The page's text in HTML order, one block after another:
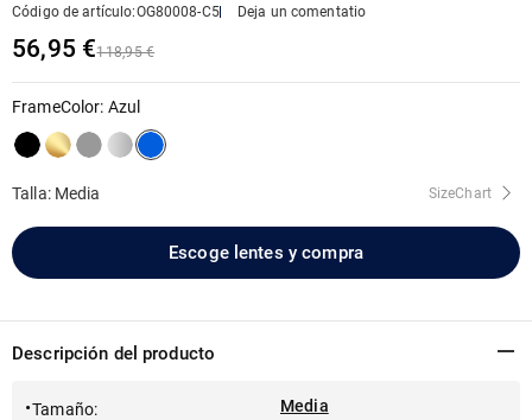
Código de artículo:OG80008-C5 Deja un comentatio
56,95 €118,95 €
FrameColor: Azul
Talla: Media SizeChart
Escoge lentes y compra
Descripción del producto
Tamaño:
Media